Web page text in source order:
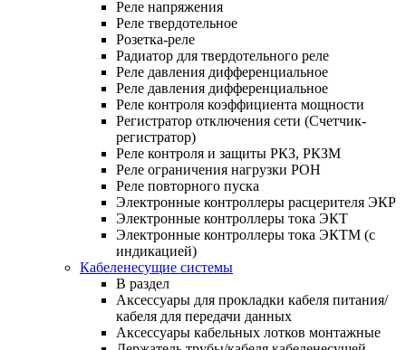
Реле напряжения
Реле твердотельное
Розетка-реле
Радиатор для твердотельного реле
Реле давления дифференциальное
Реле давления дифференциальное
Реле контроля коэффициента мощности
Регистратор отключения сети (Счетчик-
регистратор)
Реле контроля и защиты РКЗ, РКЗМ
Реле ограничения нагрузки РОН
Реле повторного пуска
Электронные контроллеры расцерителя ЭКР
Электронные контроллеры тока ЭКТ
Электронные контроллеры тока ЭКТМ (с
индикацией)
Кабеленесущие системы
В раздел
Аксессуары для прокладки кабеля питания/
кабеля для передачи данных
Аксессуары кабельных лотков монтажные